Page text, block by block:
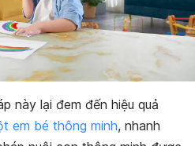
này lại đem đến hiệu quả
em bé thông minh, nhanh